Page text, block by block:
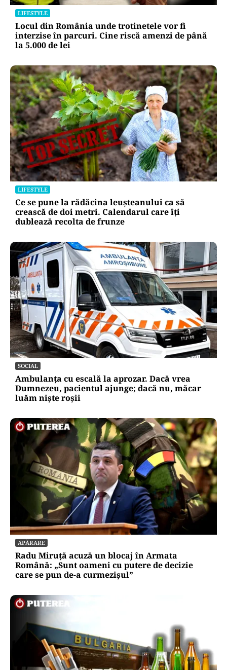
Unde trebuie pus muștarul în frigider după ce l-
ai deschis. Greșeala pe care mulți nu o știau
LIFESTYLE
Locul din România unde trotinetele vor fi
interzise în parcuri. Cine riscă amenzi de până
la 5.000 de lei
LIFESTYLE
Ce se pune la rădăcina leușteanului ca să
crească de doi metri. Calendarul care îți
dublează recolta de frunze
SOCIAL
Ambulanța cu escală la aprozar. Dacă vrea
Dumnezeu, pacientul ajunge; dacă nu, măcar
luăm niște roșii